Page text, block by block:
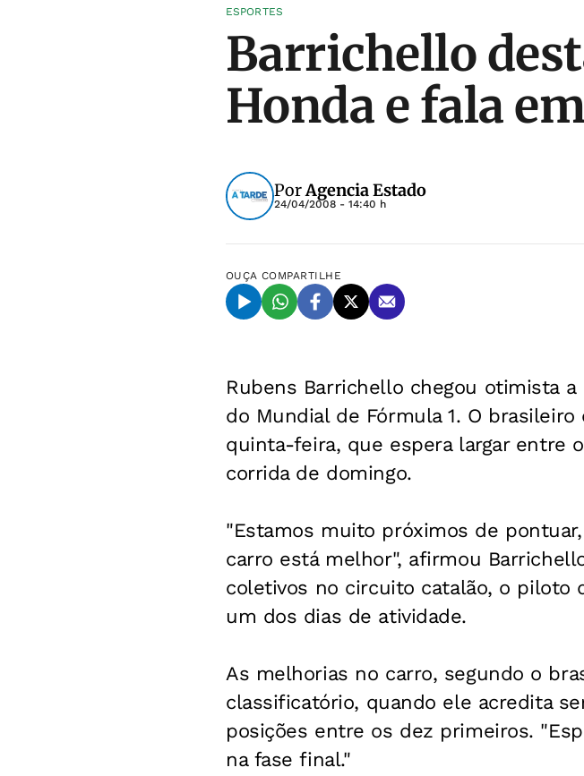
ESPORTES
Barrichello
Honda e fala
PorAgencia Estado
24/04/2008 - 14:40 h
OUÇA COMPARTILHE
Rubens Barrichello chegou otimista
do Mundial de Fórmula 1. O
quinta-feira, que espera largar entre
corrida de domingo.
"Estamos muito próximos de
carro está melhor", afirmou
coletivos no circuito catalão, o piloto
um dos dias de atividade.
As melhorias no carro, segundo o
classificatório, quando ele acredita
posições entre os dez primeiros.
na fase final."